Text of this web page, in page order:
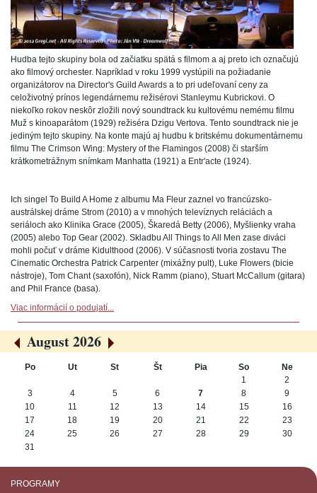
Hudba tejto skupiny bola od začiatku spätá s filmom a aj preto ich označujú
ako filmový orchester. Napríklad v roku 1999 vystúpili na požiadanie
organizátorov na Director's Guild Awards a to pri udeľovaní ceny za
celoživotný prínos legendárnemu režisérovi Stanleymu Kubrickovi. O
niekoľko rokov neskôr zložili nový soundtrack ku kultovému nemému filmu
Muž s kinoaparátom (1929) režiséra Dzigu Vertova. Tento soundtrack nie je
jediným tejto skupiny. Na konte majú aj hudbu k britskému dokumentárnemu
filmu The Crimson Wing: Mystery of the Flamingos (2008) či starším
krátkometrážnym snímkam Manhatta (1921) a Entr'acte (1924).
Ich singel To Build A Home z albumu Ma Fleur zaznel vo francúzsko-
austrálskej dráme Strom (2010) a v mnohých televíznych reláciách a
seriáloch ako Klinika Grace (2005), Škaredá Betty (2006), Myšlienky vraha
(2005) alebo Top Gear (2002). Skladbu All Things to All Men zase diváci
mohli počuť v dráme Kidulthood (2006). V súčasnosti tvoria zostavu The
Cinematic Orchestra Patrick Carpenter (mixážny pult), Luke Flowers (bicie
nástroje), Tom Chant (saxofón), Nick Ramm (piano), Stuart McCallum (gitara)
and Phil France (basa).
Viac informácií o podujatí...
«
August 2026
»
Po Ut St Št Pia So
Ne
1
2
3
4 5 6 7 8
9
10
11 12 13 14 15
16
17
18 19 20 21 22
23
24
25 26 27 28 29
30
31
PROGRAMY